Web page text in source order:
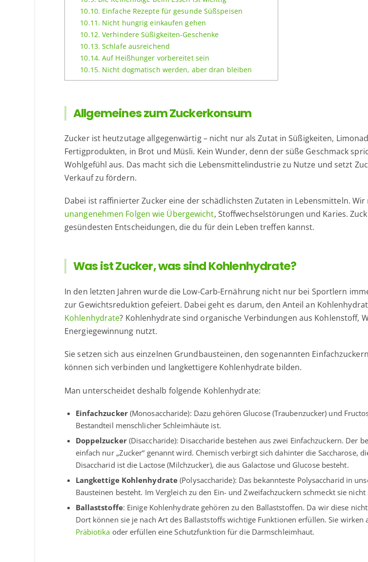
10.10. Einfache Rezepte für gesunde Süßspeisen
10.11. Nicht hungrig einkaufen gehen
10.12. Verhindere Süßigkeiten-Geschenke
10.13. Schlafe ausreichend
10.14. Auf Heißhunger vorbereitet sein
10.15. Nicht dogmatisch werden, aber dran bleiben
Allgemeines zum Zuckerkonsum
Zucker ist heutzutage allgegenwärtig – nicht nur als Zutat in Süßigkeiten,
Fertigprodukten, in Brot und Müsli. Kein Wunder, denn der süße Geschmack
Wohlgefühl aus. Das macht sich die Lebensmittelindustrie zu Nutze und setzt
Verkauf zu fördern.
Dabei ist raffinierter Zucker eine der schädlichsten Zutaten in Lebensmitteln.
unangenehmen Folgen wie Übergewicht, Stoffwechselstörungen und Karies.
gesündesten Entscheidungen, die du für dein Leben treffen kannst.
Was ist Zucker, was sind Kohlenhydrate?
In den letzten Jahren wurde die Low-Carb-Ernährung nicht nur bei Sportlern
zur Gewichtsreduktion gefeiert. Dabei geht es darum, den Anteil an
Kohlenhydrate? Kohlenhydrate sind organische Verbindungen aus Kohlenstoff,
Energiegewinnung nutzt.
Sie setzen sich aus einzelnen Grundbausteinen, den sogenannten
können sich verbinden und langkettigere Kohlenhydrate bilden.
Man unterscheidet deshalb folgende Kohlenhydrate:
Einfachzucker(Monosaccharide): Dazu gehören Glucose (Traubenzucker) und
Bestandteil menschlicher Schleimhäute ist.
Doppelzucker(Disaccharide): Disaccharide bestehen aus zwei Einfachzuckern. Der
einfach nur „Zucker“ genannt wird. Chemisch verbirgt sich dahinter die Saccharose,
Disaccharid ist die Lactose (Milchzucker), die aus Galactose und Glucose besteht.
Langkettige Kohlenhydrate (Polysaccharide): Das bekannteste Polysaccharid in
Bausteinen besteht. Im Vergleich zu den Ein- und Zweifachzuckern schmeckt sie nicht
Ballaststoffe: Einige Kohlenhydrate gehören zu den Ballaststoffen. Da wir diese
Dort können sie je nach Art des Ballaststoffs wichtige Funktionen erfüllen. Sie
Präbiotika oder erfüllen eine Schutzfunktion für die Darmschleimhaut.